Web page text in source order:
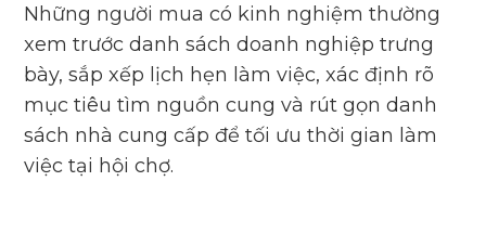
Những người mua có kinh nghiệm thường
xem trước danh sách doanh nghiệp trưng
bày, sắp xếp lịch hẹn làm việc, xác định rõ
mục tiêu tìm nguồn cung và rút gọn danh
sách nhà cung cấp để tối ưu thời gian làm
việc tại hội chợ.